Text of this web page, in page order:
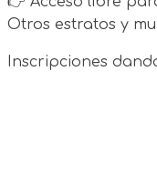
Otros estratos y
Inscripciones